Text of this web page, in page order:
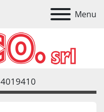
Menu
4019410